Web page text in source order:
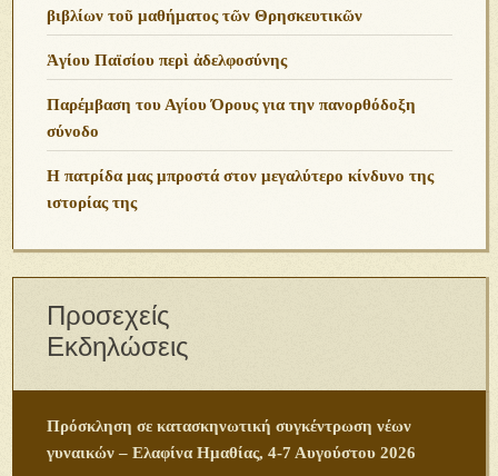
βιβλίων τοῦ μαθήματος τῶν Θρησκευτικῶν
Ἁγίου Παϊσίου περὶ ἀδελφοσύνης
Παρέμβαση του Αγίου Όρους για την πανορθόδοξη
σύνοδο
Η πατρίδα μας μπροστά στον μεγαλύτερο κίνδυνο της
ιστορίας της
Προσεχείς
Εκδηλώσεις
Πρόσκληση σε κατασκηνωτική συγκέντρωση νέων
γυναικών – Ελαφίνα Ημαθίας, 4-7 Αυγούστου 2026